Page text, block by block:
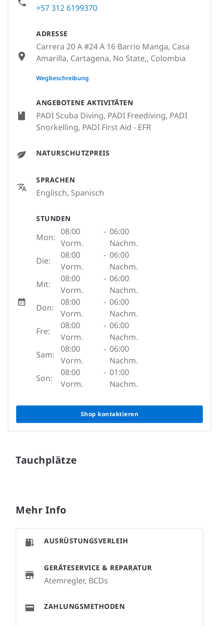
ANGEBOTENE AKTIVITÄTEN
PADI Scuba Diving, PADI Freediving, PADI
Snorkelling, PADI First Aid - EFR
NATURSCHUTZPREIS
SPRACHEN
Englisch, Spanisch
STUNDEN
Mon:
08:00
Vorm.
- 06:00
Nachm.
Die:
08:00
Vorm.
- 06:00
Nachm.
Mit:
08:00
Vorm.
- 06:00
Nachm.
Don:
08:00
Vorm.
- 06:00
Nachm.
Fre:
08:00
Vorm.
- 06:00
Nachm.
Sam:
08:00
Vorm.
- 06:00
Nachm.
Son:
08:00
Vorm.
- 01:00
Nachm.
Shop kontaktieren
+57 312 6199370
ADRESSE
Carrera 20 A #24 A 16 Barrio Manga, Casa
Amarilla, Cartagena, No State,, Colombia
None
Wegbeschreibung
Tauchplätze
Mehr Info
AUSRÜSTUNGSVERLEIH
GERÄTESERVICE & REPARATUR
Atemregler, BCDs
ZAHLUNGSMETHODEN